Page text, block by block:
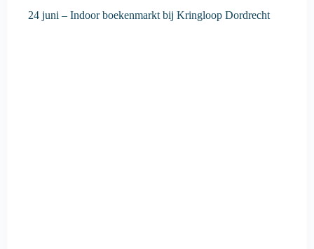
24 juni – Indoor boekenmarkt bij Kringloop Dordrecht